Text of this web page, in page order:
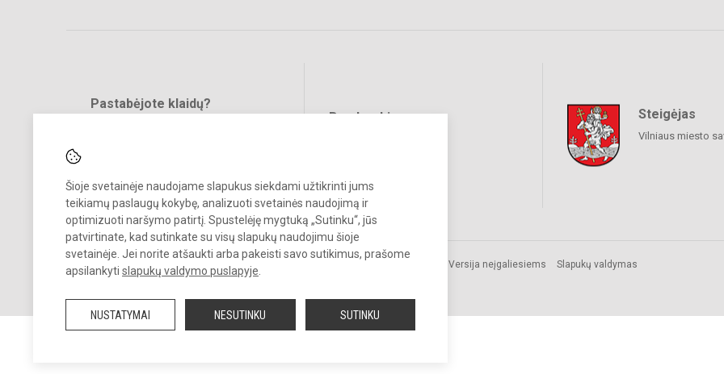
Šioje svetainėje naudojame slapukus siekdami užtikrinti jums
teikiamų paslaugų kokybę, analizuoti svetainės naudojimą ir
optimizuoti naršymo patirtį. Spustelėję mygtuką „Sutinku“, jūs
patvirtinate, kad sutinkate su visų slapukų naudojimu šioje
svetainėje. Jei norite atšaukti arba pakeisti savo sutikimus, prašome
apsilankyti slapukų valdymo puslapyje
NUSTATYMAI NESUTINKU SUTINKU
Pastabėjote klaidų?
Bendraukime Steigėjas
Vilniaus miesto
© 2021. Vilniaus Žygimanto Augusto progimnazija. Visos teisės
saugomos.
Versija neįgaliesiems Slapukų valdymas